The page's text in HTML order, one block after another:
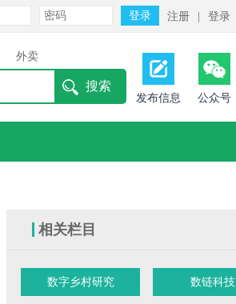
注册 登录
外卖
发布信息 公众号
相关栏目
数字乡村研究 数链科技